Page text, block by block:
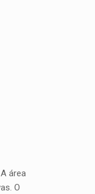
área
O